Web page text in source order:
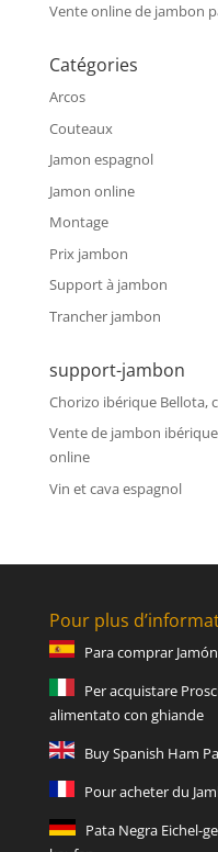
Vente online de jambon
Catégories
Arcos
Couteaux
Jamon espagnol
Jamon online
Montage
Prix jambon
Support à jambon
Trancher jambon
support-jambon
Chorizo ibérique Bellota,
Vente de jambon
online
Vin et cava espagnol
Pour plus
Para comprar
Per acquistare
alimentato con ghiande
Buy Spanish Ham
Pour acheter du
Pata Negra Eichel-